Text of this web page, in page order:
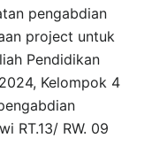
pengabdian
project untuk
Pendidikan
Kelompok 4
RT.13/ RW. 09